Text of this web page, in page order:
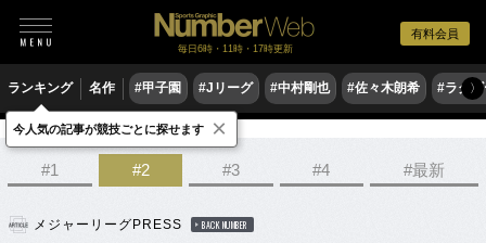
有料会員
毎日6時・11時・17時更新
ランキング 名作 #甲子園 #Jリーグ #中村剛也 #佐々木朗希 #ラグ〉
野球 MLB
#1 #2 #3 #4 #最新
メジャーリーグPRESS BACK NUMBER
今人気の記事が競技ごとに探せます ×